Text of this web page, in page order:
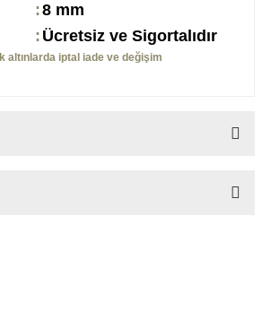
:8 mm
: Ücretsiz ve Sigortalıdır
altınlarda iptal iade ve değişim